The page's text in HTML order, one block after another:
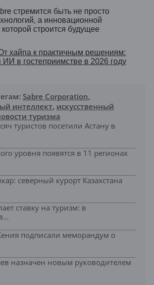
стремится быть не просто
а инновационной
строится будущее
хайпа к практичным решениям:
в гостеприимстве в 2026 году
Sabre Corporation,
интеллект, искусственный
туризма
туристов посетили Астану в
уровня появятся в 11 регионах
северный курорт Казахстана
ставку на туризм: в
подписали меморандум о
назначен новым руководителем